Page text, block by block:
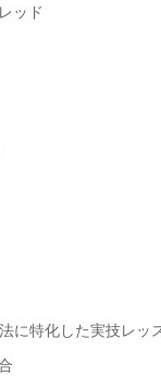
ッド
に特化した実技レッ